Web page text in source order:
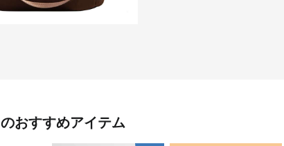
のおすすめアイテム